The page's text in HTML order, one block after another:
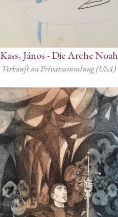
Kass, János-Die Arche Noah
Verkauft an Privatsammlung (USA)